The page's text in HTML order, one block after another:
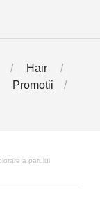
Hair
Promotii
a parului